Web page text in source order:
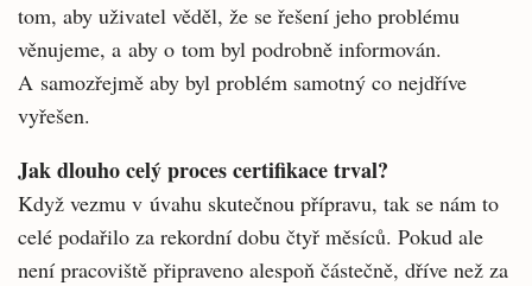
tom, aby uživatel věděl, že se řešení jeho problému
věnujeme, a aby o tom byl podrobně informován.
A samozřejmě aby byl problém samotný co nejdříve
vyřešen.
Jak dlouho celý proces certifikace trval?
Když vezmu v úvahu skutečnou přípravu, tak se nám to
celé podařilo za rekordní dobu čtyř měsíců. Pokud ale
není pracoviště připraveno alespoň částečně, dříve než za